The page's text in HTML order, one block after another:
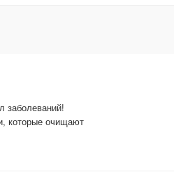
заболеваний!
которые очищают